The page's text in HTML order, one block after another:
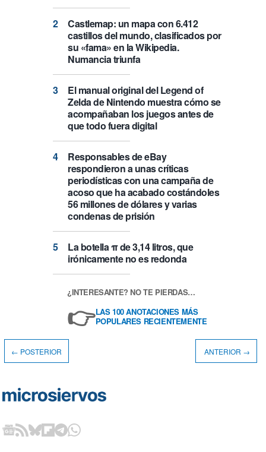
Castlemap: un mapa con 6.412
castillos del mundo, clasificados por
su «fama» en la Wikipedia.
Numancia triunfa
El manual original del Legend of
Zelda de Nintendo muestra cómo se
acompañaban los juegos antes de
que todo fuera digital
Responsables de eBay
respondieron a unas críticas
periodísticas con una campaña de
acoso que ha acabado costándoles
56 millones de dólares y varias
condenas de prisión
La botella π de 3,14 litros, que
irónicamente no es redonda
¿INTERESANTE? NO TE PIERDAS…
👉LAS 100 ANOTACIONES MÁS
POPULARES RECIENTEMENTE
← POSTERIOR ANTERIOR →